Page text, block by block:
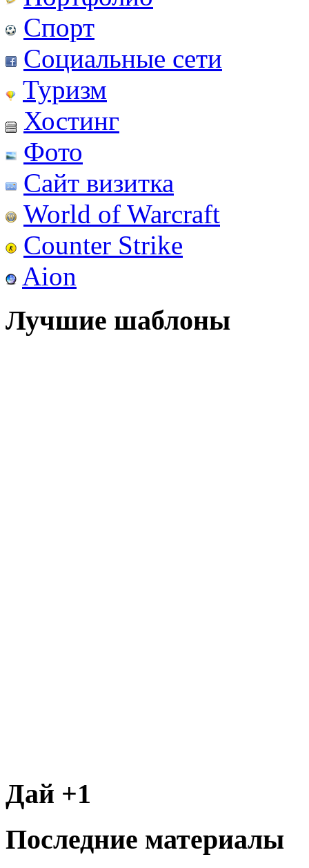
Спорт
Социальные сети
Туризм
Хостинг
Фото
Сайт визитка
World of Warcraft
Counter Strike
Aion
Лучшие шаблоны
Дай +1
Последние материалы